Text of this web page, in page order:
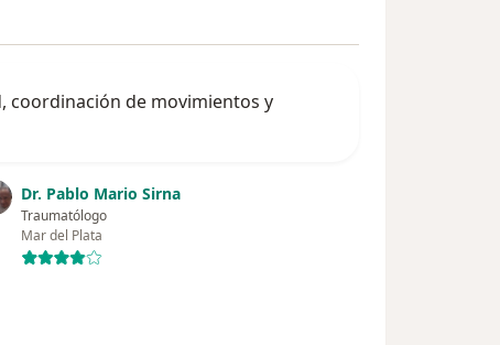
coordinación de movimientos y
Dr. Pablo Mario Sirna
Traumatólogo
Mar del Plata